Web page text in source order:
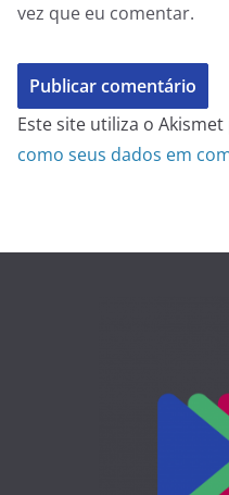
vez que eu comentar.
Este site utiliza o
como seus dados em